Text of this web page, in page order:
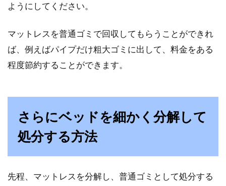
ようにしてください。
マットレスを普通ゴミで回収してもらうことができれ
ば、例えばパイプだけ粗大ゴミに出して、料金をある
程度節約することができます。
さらにベッドを細かく分解して
処分する方法
先程、マットレスを分解し、普通ゴミとして処分する